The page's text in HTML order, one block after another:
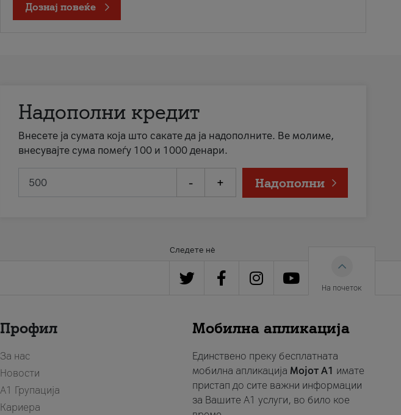
Дознај повеќе
Надополни кредит
Внесете ја сумата која што сакате да ја надополните. Ве молиме,
внесувајте сума помеѓу 100 и 1000 денари.
- + Надополни
Следете нè
На почеток
Профил
За нас
Новости
А1 Групација
Кариера
Мобилна апликација
Единствено преку бесплатната
мобилна апликација Мојот A1 имате
пристап до сите важни информации
за Вашите A1 услуги, во било кое